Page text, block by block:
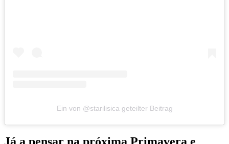
Ein von @starilisica geteilter Beitrag
Já a pensar na próxima Primavera e